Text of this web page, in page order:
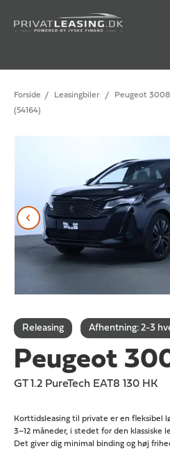
Forside / Leasingbiler /
Peugeot 3008
(54164)
Releasing Afhentning: 2-3
Peugeot
GT 1.2 PureTech EAT8 130 HK
Korttidsleasing til private er en fleksibel
3–12 måneder, i stedet for den klassiske
Det giver dig minimal binding og høj